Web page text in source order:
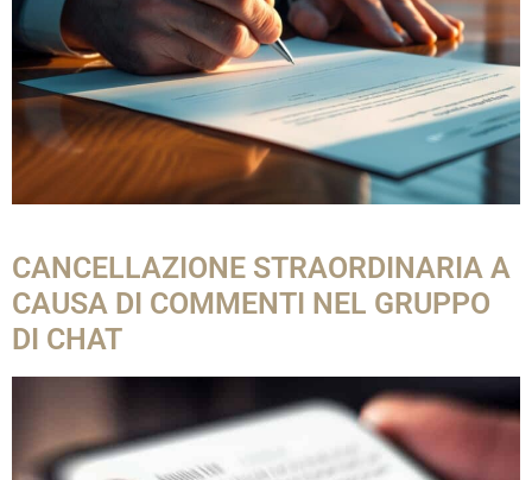
CANCELLAZIONE STRAORDINARIA A
CAUSA DI COMMENTI NEL GRUPPO
DI CHAT